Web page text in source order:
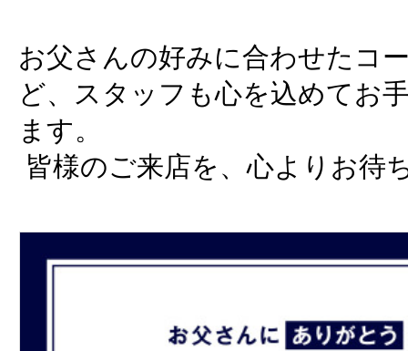
お父さんの好みに合わせたコ
ど、スタッフも心を込めてお
ます。
皆様のご来店を、心よりお待